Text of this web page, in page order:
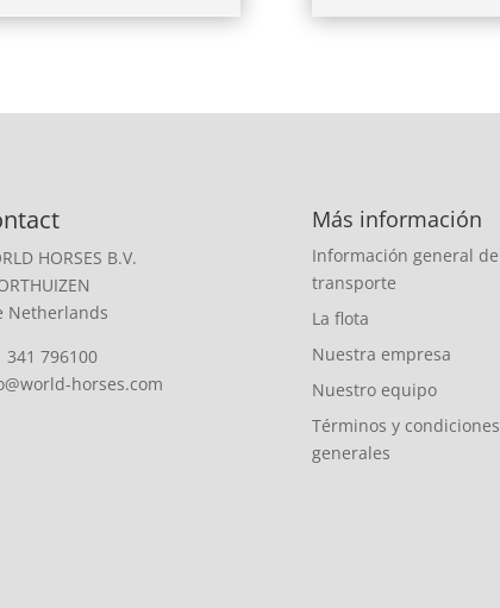
HORSES B.V.
Netherlands
341 796100
horses.com
Más información
Información general de
transporte
La flota
Nuestra empresa
Nuestro equipo
Términos y condiciones
generales